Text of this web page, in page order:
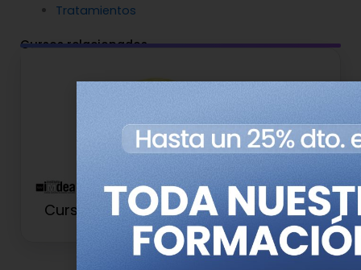
Tratamientos
Cursos relacionados
Curso de Nutrición de Precisión